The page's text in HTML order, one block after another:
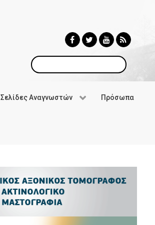
Αναζήτηση
Σελίδες Αναγνωστών Πρόσωπα